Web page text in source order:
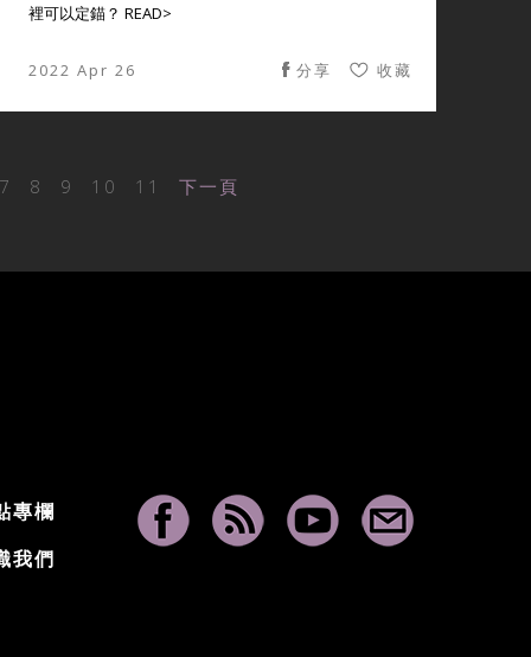
裡可以定錨？ READ>
2022 Apr 26 收藏
分享
7 8 9 10 11 下一頁
專欄
我們